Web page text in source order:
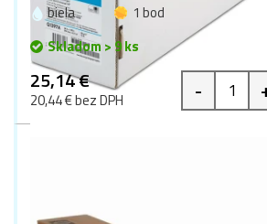
biela
1 bod
Skladom > 9 ks
25,14 €
20,44 € bez DPH -